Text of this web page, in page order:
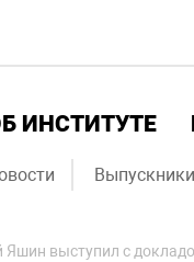
ИНСТИТУТЕ
Выпускники
Яшин выступил с